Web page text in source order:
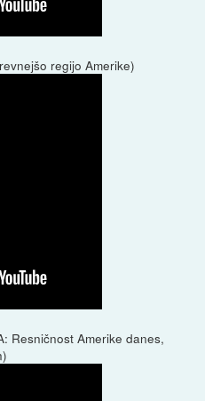
regijo Amerike)
Resničnost Amerike danes,